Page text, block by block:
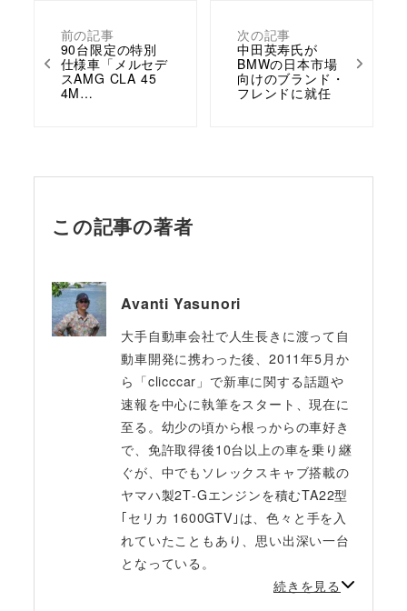
前の記事
90台限定の特別
仕様車「メルセデ
スAMG CLA 45
4M…
次の記事
中田英寿氏が
BMWの日本市場
向けのブランド・
フレンドに就任
この記事の著者
Avanti Yasunori
大手自動車会社で人生長きに渡って自
動車開発に携わった後、2011年5月か
ら「clicccar」で新車に関する話題や
速報を中心に執筆をスタート、現在に
至る。幼少の頃から根っからの車好き
で、免許取得後10台以上の車を乗り継
ぐが、中でもソレックスキャブ搭載の
ヤマハ製2T‐Gエンジンを積むTA22型
｢セリカ 1600GTV｣は、色々と手を入
れていたこともあり、思い出深い一台
となっている。
続きを見る